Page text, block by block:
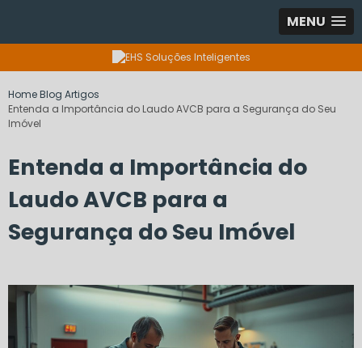
MENU
HomeBlog Artigos
Entenda a Importância do Laudo AVCB para a Segurança do Seu
Imóvel
Entenda a Importância do
Laudo AVCB para a
Segurança do Seu Imóvel